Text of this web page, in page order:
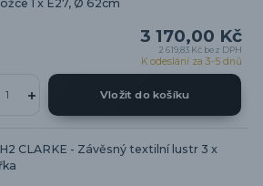
1 x E27, Ø 62cm
3 170,00 Kč
2 619,83 Kč bez DPH
K odeslání za 3-5 dnů
Vložit do košíku
CLARKE - Závěsný textilní lustr 3 x